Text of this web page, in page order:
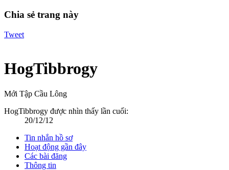
Chia sẻ trang này
Tweet
HogTibbrogy
Mới Tập Cầu Lông
HogTibbrogy được nhìn thấy lần cuối:
20/12/12
Tin nhắn hồ sơ
Hoạt động gần đây
Các bài đăng
Thông tin